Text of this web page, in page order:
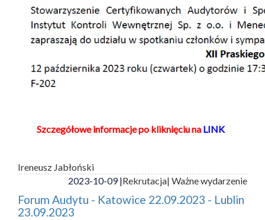
Szczegółowe informacje po kliknięciu na LINK
Ireneusz Jabłoński
2023-10-09 |Rekrutacja| Ważne wydarzenie
Forum Audytu - Katowice 22.09.2023 - Lublin
23.09.2023